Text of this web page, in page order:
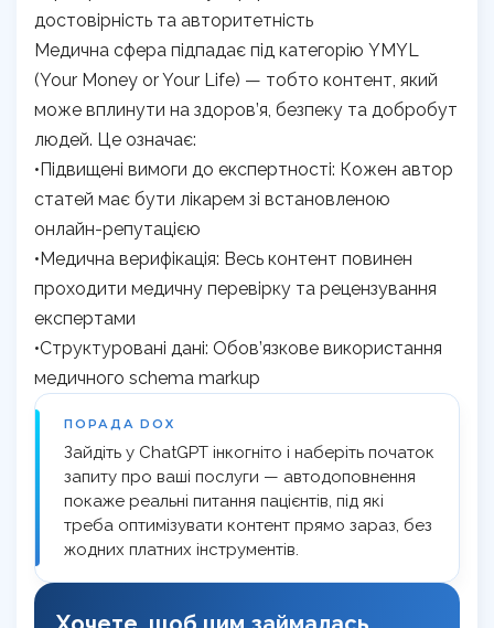
достовірність та авторитетність
Медична сфера підпадає під категорію YMYL
(Your Money or Your Life) — тобто контент, який
може вплинути на здоров’я, безпеку та добробут
людей. Це означає:
•Підвищені вимоги до експертності: Кожен автор
статей має бути лікарем зі встановленою
онлайн-репутацією
•Медична верифікація: Весь контент повинен
проходити медичну перевірку та рецензування
експертами
•Структуровані дані: Обов’язкове використання
медичного schema markup
ПОРАДА DOX
Зайдіть у ChatGPT інкогніто і наберіть початок
запиту про ваші послуги — автодоповнення
покаже реальні питання пацієнтів, під які
треба оптимізувати контент прямо зараз, без
жодних платних інструментів.